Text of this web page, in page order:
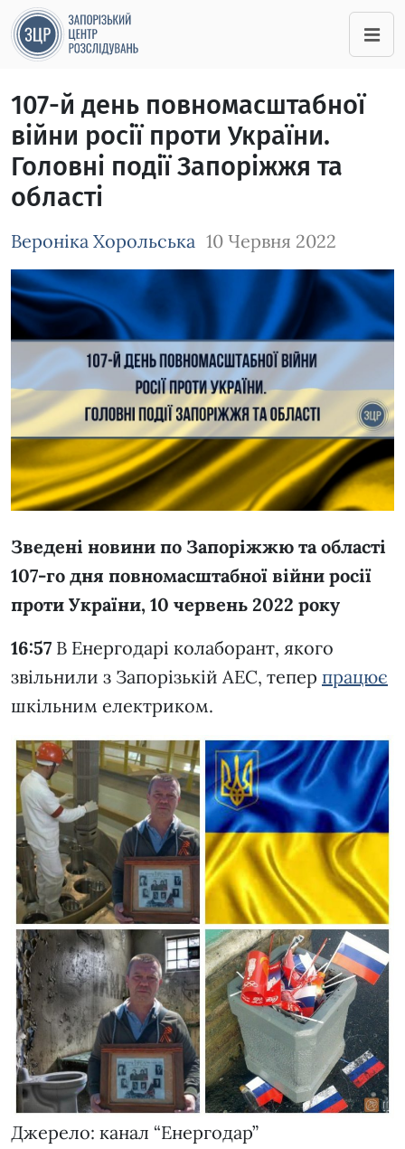
107-й день повномасштабної
війни росії проти України.
Головні події Запоріжжя та
області
Вероніка Хорольська 10 Червня 2022
Зображення завантажується
Зведені новини по Запоріжжю та області
107-го дня повномасштабної війни росії
проти України, 10 червень 2022 року
16:57 В Енергодарі колаборант, якого
звільнили з Запорізькій АЕС, тепер працює
шкільним електриком.
Джерело: канал “Енергодар”